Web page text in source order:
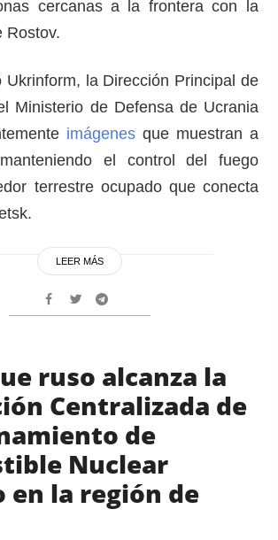
cercanas a la frontera con la
Rostov.
Ukrinform, la Dirección Principal de
Ministerio de Defensa de Ucrania
imágenes que muestran a
el control del fuego
terrestre ocupado que conecta
LEER MÁS
ruso alcanza la
Centralizada de
de
Nuclear
en la región de